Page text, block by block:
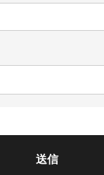
送信